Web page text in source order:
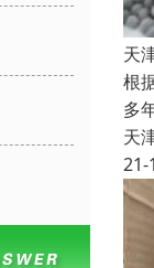
天
根
多
天
21-